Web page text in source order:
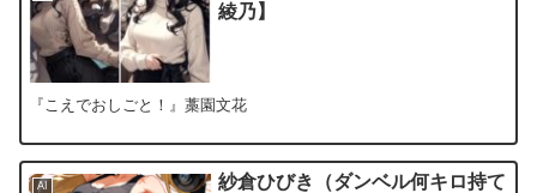
綾乃】
『こえでおしごと！』藁園文花
AI
紗倉ひびき（ダンベル何キロ持て